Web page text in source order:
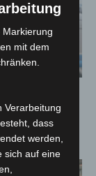
still
Markierung
mit dem
Verarbeitung
dass
werden,
sich auf eine